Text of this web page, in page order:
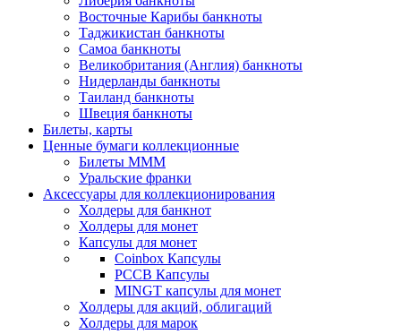
Восточные Карибы банкноты
Таджикистан банкноты
Самоа банкноты
Великобритания (Англия) банкноты
Нидерланды банкноты
Таиланд банкноты
Швеция банкноты
Билеты, карты
Ценные бумаги коллекционные
Билеты МММ
Уральские франки
Аксессуары для коллекционирования
Холдеры для банкнот
Холдеры для монет
Капсулы для монет
Coinbox Капсулы
РССВ Капсулы
MINGT капсулы для монет
Холдеры для акций, облигаций
Холдеры для марок